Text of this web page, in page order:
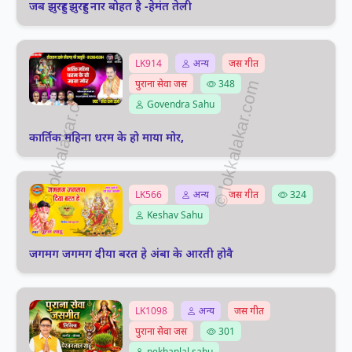
जब झुरहुर झुरहुर नार बोहत है -हेमंत तेली
LK914 अन्य
जस गीत
पुराना सेवा जस
348
Govendra Sahu
कार्तिक महिना धरम के हो माया मोर,
LK566 अन्य जस गीत
324
Keshav Sahu
जगमग जगमग दीया बरत हे अंबा के आरती होवै
LK1098 अन्य
जस गीत
पुराना सेवा जस
301